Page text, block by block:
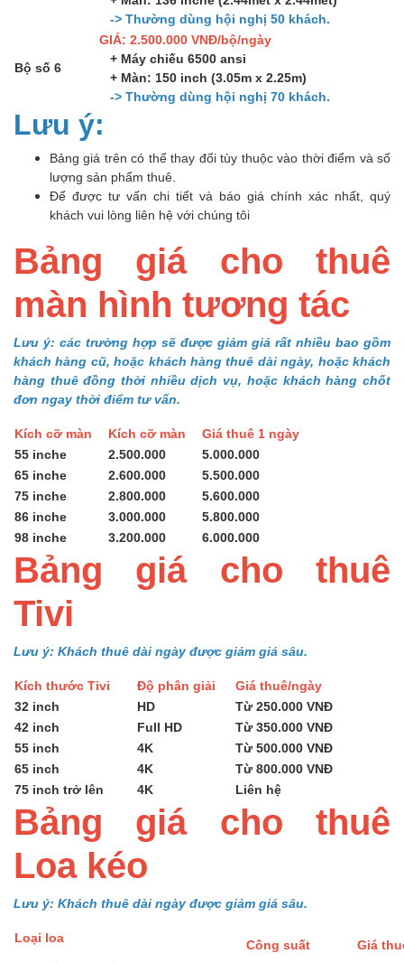
-> Thường dùng hội nghị 50 khách.
Bộ số 6
GIÁ: 2.500.000 VNĐ/bộ/ngày
+ Máy chiếu 6500 ansi
+ Màn: 150 inch (3.05m x 2.25m)
-> Thường dùng hội nghị 70 khách.
Lưu ý:
Bảng giá trên có thể thay đổi tùy thuộc vào thời điểm và số
lượng sản phẩm thuê.
Để được tư vấn chi tiết và báo giá chính xác nhất, quý
khách vui lòng liên hệ với chúng tôi
Bảng giá cho thuê
màn hình tương tác
Lưu ý: các trường hợp sẽ được giảm giá rất nhiều bao gồm
khách hàng cũ, hoặc khách hàng thuê dài ngày, hoặc khách
hàng thuê đồng thời nhiều dịch vụ, hoặc khách hàng chốt
đơn ngay thời điểm tư vấn.
Kích cỡ màn Kích cỡ màn
Giá thuê 1 ngày
55 inche
2.500.000
5.000.000
65 inche
2.600.000
5.500.000
75 inche
2.800.000
5.600.000
86 inche
3.000.000
5.800.000
98 inche
3.200.000 6.000.000
Bảng giá cho thuê
Tivi
Lưu ý: Khách thuê dài ngày được giảm giá sâu.
Kích thước Tivi Độ phân giải
Giá thuê/ngày
32 inch
HD
Từ 250.000 VNĐ
42 inch
Full HD
Từ 350.000 VNĐ
55 inch
4K
Từ 500.000 VNĐ
65 inch
4K
Từ 800.000 VNĐ
75 inch trở lên
4K Liên hệ
Bảng giá cho thuê
Loa kéo
Lưu ý: Khách thuê dài ngày được giảm giá sâu.
Loại loa Công suất
Giá